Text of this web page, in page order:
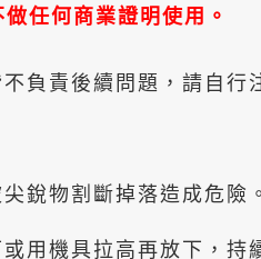
任何商業證明使用。
負責後續問題，請自行
銳物割斷掉落造成危險。
用機具拉高再放下，持